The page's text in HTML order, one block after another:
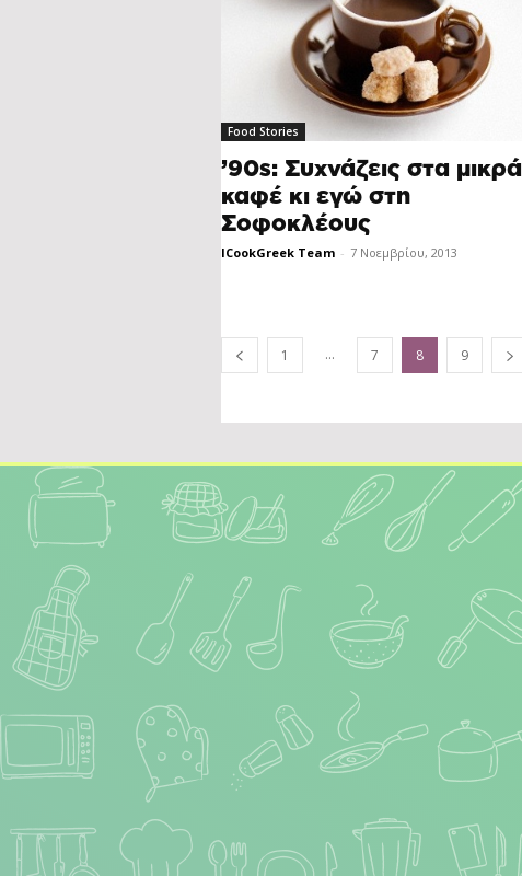
Food Stories
’90s: Συχνάζεις στα μικρά
καφέ κι εγώ στη
Σοφοκλέους
ICookGreek Team - 7 Νοεμβρίου, 2013
1 ... 7 8 9